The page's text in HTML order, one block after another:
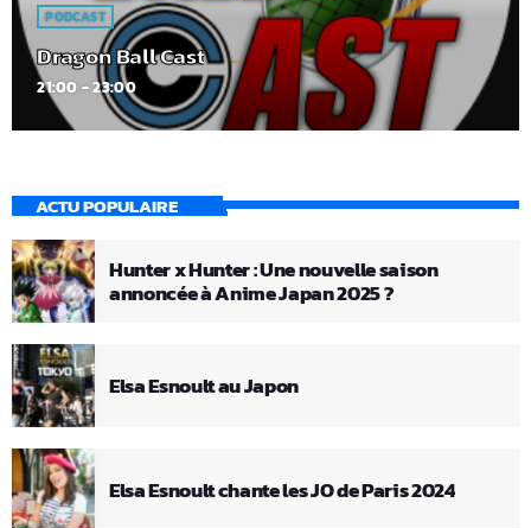
PODCAST
Dragon Ball Cast
21:00 - 23:00
ACTU POPULAIRE
Hunter x Hunter : Une nouvelle saison
annoncée à Anime Japan 2025 ?
Elsa Esnoult au Japon
Elsa Esnoult chante les JO de Paris 2024